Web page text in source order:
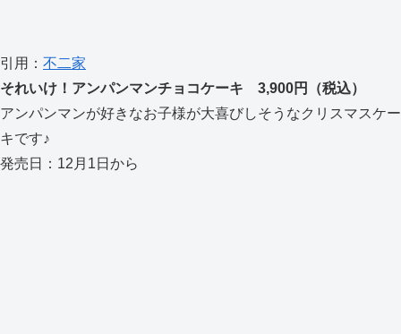
引用： 不二家
それいけ！アンパンマンチョコケーキ 3,900円（税込）
アンパンマンが好きなお子様が大喜びしそうなクリスマスケー
キです♪
発売日：12月1日から